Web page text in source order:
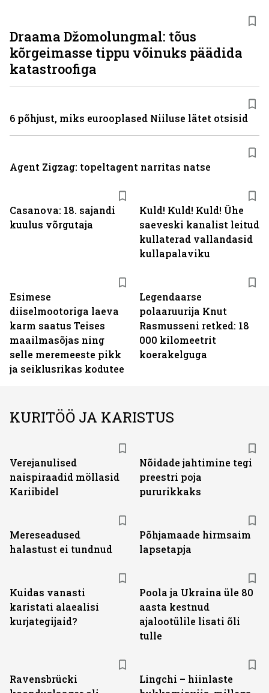
Casanova: 18. sajandi
kuulus võrgutaja
Kuld! Kuld! Kuld! Ühe
saeveski kanalist leitud
kullaterad vallandasid
kullapalaviku
Esimese
diiselmootoriga laeva
karm saatus Teises
maailmasõjas ning
selle meremeeste pikk
ja seiklusrikas kodutee
Legendaarse
polaaruurija Knut
Rasmusseni retked: 18
000 kilomeetrit
koerakelguga
Draama Džomolungmal: tõus
kõrgeimasse tippu võinuks päädida
katastroofiga
6 põhjust, miks eurooplased Niiluse lätet otsisid
Agent Zigzag: topeltagent narritas natse
KURITÖÖ JA KARISTUS
Verejanulised
naispiraadid möllasid
Kariibidel
Nõidade jahtimine tegi
preestri poja
pururikkaks
Mereseadused
halastust ei tundnud
Põhjamaade hirmsaim
lapsetapja
Kuidas vanasti
karistati alaealisi
kurjategijaid?
Poola ja Ukraina üle 80
aasta kestnud
ajalootülile lisati õli
tulle
Ravensbrücki
Lingchi – hiinlaste